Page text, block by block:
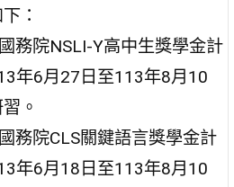
：
務院NSLI-Y高中生獎學金計
年6月27日至113年8月10
。
務院CLS關鍵語言獎學金計
年6月18日至113年8月10